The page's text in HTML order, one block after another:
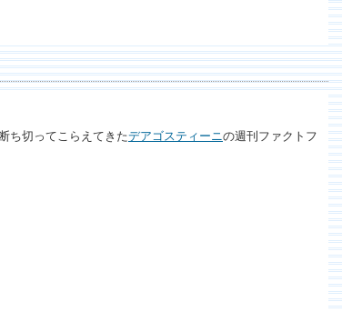
ち切ってこらえてきたデアゴスティーニの週刊ファクトフ